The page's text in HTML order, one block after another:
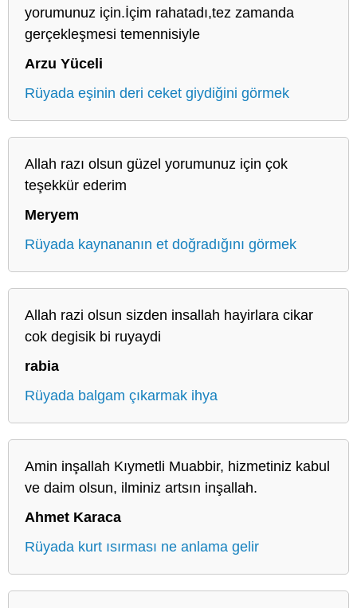
yorumunuz için.İçim rahatadı,tez zamanda
gerçekleşmesi temennisiyle
Arzu Yüceli
Rüyada eşinin deri ceket giydiğini görmek
Allah razı olsun güzel yorumunuz için çok
teşekkür ederim
Meryem
Rüyada kaynananın et doğradığını görmek
Allah razi olsun sizden insallah hayirlara cikar
cok degisik bi ruyaydi
rabia
Rüyada balgam çıkarmak ihya
Amin inşallah Kıymetli Muabbir, hizmetiniz kabul
ve daim olsun, ilminiz artsın inşallah.
Ahmet Karaca
Rüyada kurt ısırması ne anlama gelir